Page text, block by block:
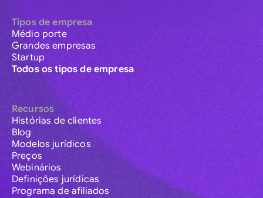
Tipos de empresa
Médio porte
Grandes empresas
Startup
Todos os tipos de empresa
Recursos
Histórias de clientes
Blog
Modelos jurídicos
Preços
Webinários
Definições jurídicas
Programa de afiliados